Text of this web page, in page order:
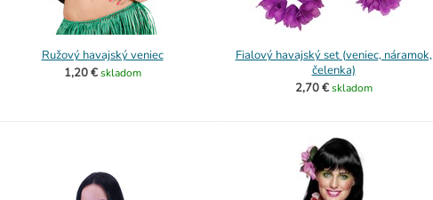
Ružový havajský veniec
1,20 € skladom
Fialový havajský set (veniec, náramok,
čelenka)
2,70 € skladom